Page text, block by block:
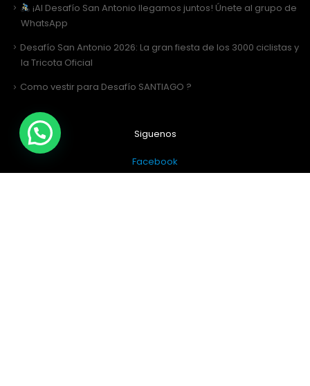
¡Al Desafío San Antonio llegamos juntos! Únete al grupo de
WhatsApp
Desafío San Antonio 2026: La gran fiesta de los 3000 ciclistas y
la Tricota Oficial
Como vestir para Desafío SANTIAGO ?
Siguenos
Facebook